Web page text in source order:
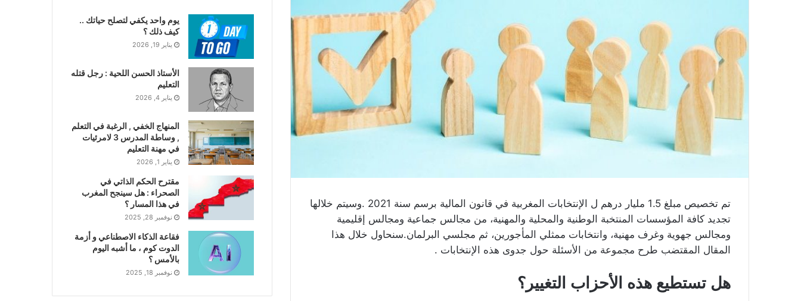
تم تخصيص مبلغ 1.5 مليار درهم ل الإنتخابات المغربية في قانون المالية برسم سنة 2021 .وسيتم خلالها
تجديد كافة المؤسسات المنتخبة الوطنية والمحلية والمهنية، من مجالس جماعية ومجالس إقليمية
ومجالس جهوية وغرف مهنية، وانتخابات ممثلي المأجورين، ثم مجلسي البرلمان.سنحاول خلال هذا
المقال المقتضب طرح مجموعة من الأسئلة حول جدوى هذه الإنتخابات .
هل تستطيع هذه الأحزاب التغيير؟
يوم واحد يكفي لتصلح حياتك ..
كيف ذلك ؟
يناير 19, 2026
الأستاذ الحسن اللحية : رجل قتله
التعليم
يناير 4, 2026
المنهاج الخفي , الرغبة في التعلم
, وساطة المدرس 3 لامرئيات
في مهنة التعليم
يناير 1, 2026
مقترح الحكم الذاتي في
الصحراء : هل سينجح المغرب
في هذا المسار ؟
نوفمبر 28, 2025
فقاعة الذكاء الاصطناعي و أزمة
الدوت كوم ، ما أشبه اليوم
بالأمس ؟
نوفمبر 18, 2025